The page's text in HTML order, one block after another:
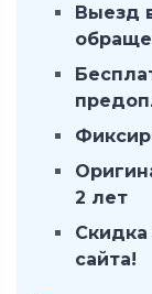
Выезд
2 лет
сайта!